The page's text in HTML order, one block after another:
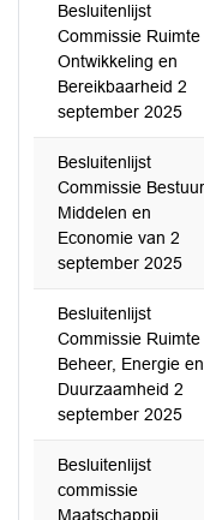
Besluitenlijst
Commissie Ruimte
Ontwikkeling en
Bereikbaarheid 2
september 2025
Besluitenlijst
Commissie Bestuur,
Middelen en
Economie van 2
september 2025
Besluitenlijst
Commissie Ruimte
Beheer, Energie en
Duurzaamheid 2
september 2025
Besluitenlijst
commissie
Maatschappij